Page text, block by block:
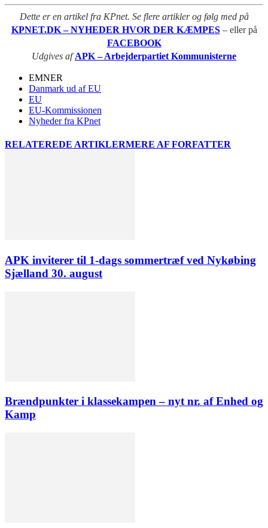
Dette er en artikel fra KPnet. Se flere artikler og følg med på
KPNET.DK – NYHEDER HVOR DER KÆMPES – eller på
FACEBOOK
Udgives afAPK – Arbejderpartiet Kommunisterne
EMNER
Danmark ud af EU
EU
EU-Kommissionen
Nyheder fra KPnet
RELATEREDE ARTIKLERMERE AF FORFATTER
APK inviterer til 1-dags sommertræf ved Nykøbing
Sjælland 30. august
Brændpunkter i klassekampen – nyt nr. af Enhed og
Kamp